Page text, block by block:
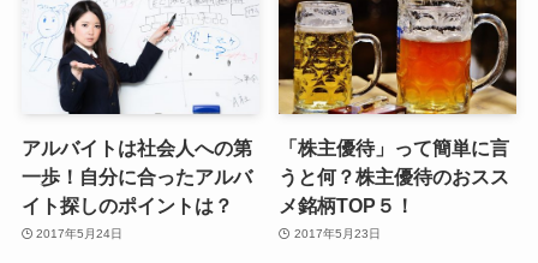
アルバイトは社会人への第
一歩！自分に合ったアルバ
イト探しのポイントは？
2017年5月24日
「株主優待」って簡単に言
うと何？株主優待のおスス
メ銘柄TOP５！
2017年5月23日